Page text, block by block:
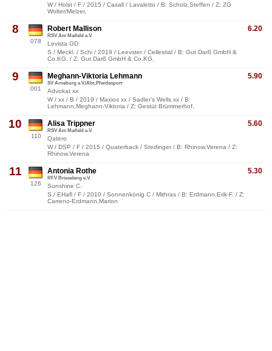
W / Holst / F / 2015 / Casall / Lavaletto / B: Scholz,Steffen / Z: ZG
Wolter/Melzer,
8
078
6.20
Robert Mallison
RSV Am Maifeld e.V.
Levista GD
S / Meckl. / Schi / 2019 / Leevster / Cellestial / B: Gut Darß GmbH &
Co.KG, / Z: Gut Darß GmbH & Co.KG,
9
001
5.90
Meghann-Viktoria Lehmann
SV Arneburg e.V./Abt.Pferdesport
Advokat xx
W / xx / B / 2019 / Maxios xx / Sadler's Wells xx / B:
Lehmann,Meghann-Viktoria / Z: Gestüt Brümmerhof,
10
110
5.60
Alisa Trippner
RSV Am Maifeld e.V.
Qatero
W / DSP / F / 2015 / Quaterback / Stedinger / B: Rhinow,Verena / Z:
Rhinow,Verena
11
126
5.30
Antonia Rothe
RFV Brieselang e.V.
Sunshine C.
S / EHafl / F / 2010 / Sonnenkönig C / Mithras / B: Erdmann,Erik-F. / Z:
Carreno-Erdmann,Marion